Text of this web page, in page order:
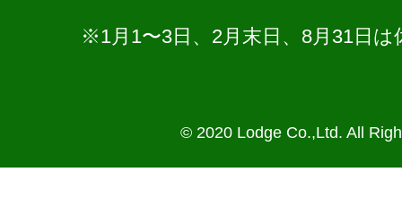
※1月1〜3日、2月末日、8月31日
© 2020 Lodge Co.,Ltd. All